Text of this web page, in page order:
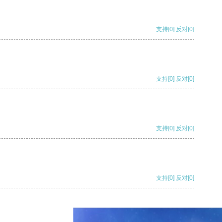
支持[0] 反对[0]
支持[0] 反对[0]
支持[0] 反对[0]
支持[0] 反对[0]